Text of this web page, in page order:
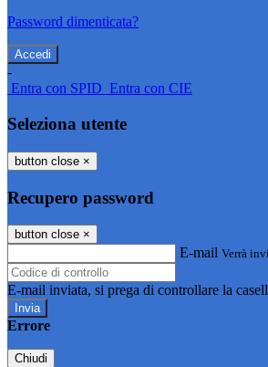
Password dimenticata?
-
Entra con SPID Entra con CIE
Seleziona utente
button close ×
Recupero password
button close ×
E-mail Verrà
E-mail inviata, si prega di controllare la
Errore
Chiudi